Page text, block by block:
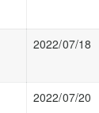
2022/07/18
2022/07/20